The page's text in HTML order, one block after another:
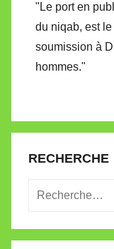
"Le port en
du niqab, est
soumission à
hommes."
RECHERCHE
Recherche
: